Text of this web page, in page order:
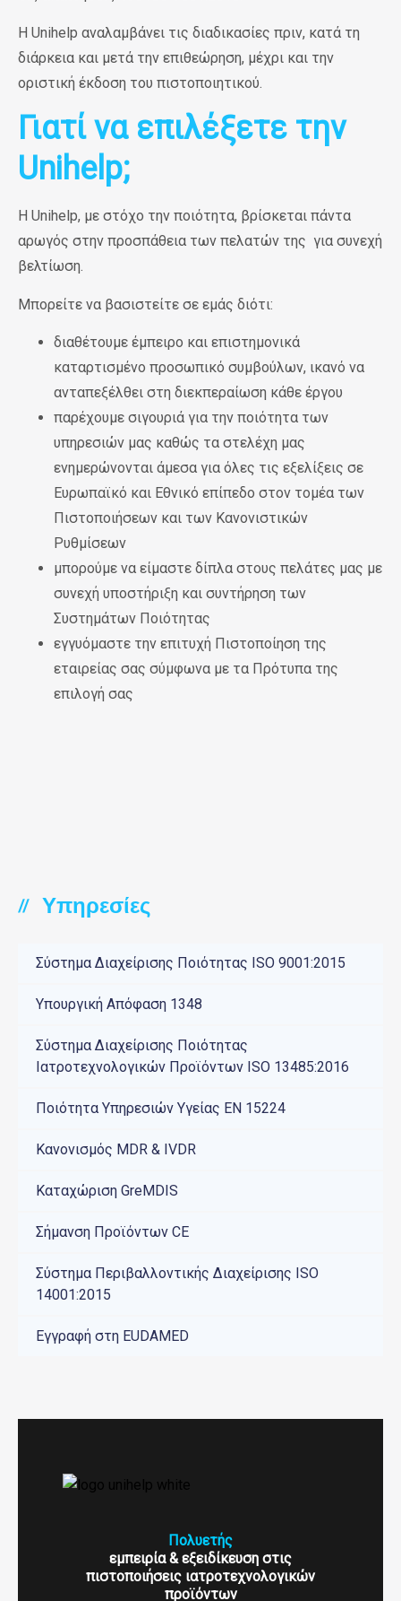
H Unihelp αναλαμβάνει τις διαδικασίες πριν, κατά τη
διάρκεια και μετά την επιθεώρηση, μέχρι και την
οριστική έκδοση του πιστοποιητικού.
Γιατί να επιλέξετε την
Unihelp;
Η Unihelp, με στόχο την ποιότητα, βρίσκεται πάντα
αρωγός στην προσπάθεια των πελατών της για συνεχή
βελτίωση.
Μπορείτε να βασιστείτε σε εμάς διότι:
διαθέτουμε έμπειρο και επιστημονικά
καταρτισμένο προσωπικό συμβούλων, ικανό να
ανταπεξέλθει στη διεκπεραίωση κάθε έργου
παρέχουμε σιγουριά για την ποιότητα των
υπηρεσιών μας καθώς τα στελέχη μας
ενημερώνονται άμεσα για όλες τις εξελίξεις σε
Ευρωπαϊκό και Εθνικό επίπεδο στον τομέα των
Πιστοποιήσεων και των Κανονιστικών
Ρυθμίσεων
μπορούμε να είμαστε δίπλα στους πελάτες μας με
συνεχή υποστήριξη και συντήρηση των
Συστημάτων Ποιότητας
εγγυόμαστε την επιτυχή Πιστοποίηση της
εταιρείας σας σύμφωνα με τα Πρότυπα της
επιλογή σας
// Υπηρεσίες
Σύστημα Διαχείρισης Ποιότητας ISO 9001:2015
Υπουργική Απόφαση 1348
Σύστημα Διαχείρισης Ποιότητας
Ιατροτεχνολογικών Προϊόντων ISO 13485:2016
Ποιότητα Υπηρεσιών Υγείας ΕΝ 15224
Κανονισμός ΜDR & IVDR
Καταχώριση GreMDIS
Σήμανση Προϊόντων CE
Σύστημα Περιβαλλοντικής Διαχείρισης ISO
14001:2015
Εγγραφή στη EUDAMED
Πολυετής
εμπειρία & εξειδίκευση στις
πιστοποιήσεις ιατροτεχνολογικών
προϊόντων